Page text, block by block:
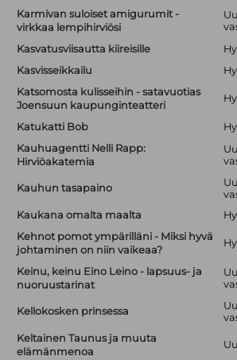
Karmivan suloiset amigurumit -
virkkaa lempihirviösi
Kasvatusviisautta kiireisille
Kasvisseikkailu
Katsomosta kulisseihin - satavuotias
Joensuun kaupunginteatteri
Katukatti Bob
Kauhuagentti Nelli Rapp:
Hirviöakatemia
Kauhun tasapaino
Kaukana omalta maalta
Kehnot pomot ympärilläni - Miksi hyvä
johtaminen on niin vaikeaa?
Keinu, keinu Eino Leino - lapsuus- ja
nuoruustarinat
Kellokosken prinsessa
Keltainen Taunus ja muuta
elämänmenoa